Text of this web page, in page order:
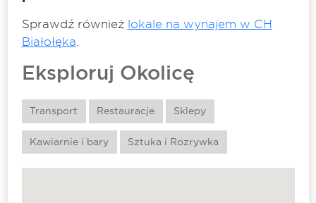
Sprawdź również lokale na wynajem w CH
Białołęka
Eksploruj Okolicę
Transport Restauracje Sklepy
Kawiarnie i bary Sztuka i Rozrywka